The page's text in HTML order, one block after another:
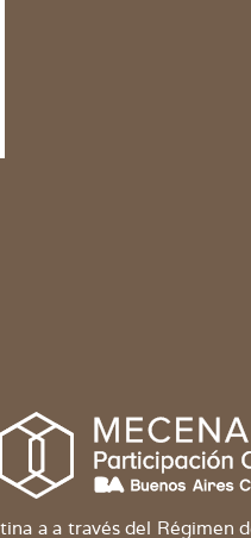
a a través del Régimen